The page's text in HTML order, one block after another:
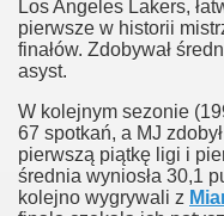
Los Angeles Lakers,
pierwsze w historii
finałów. Zdobywał
asyst.
W kolejnym sezonie
67 spotkań, a MJ
pierwszą piątkę ligi i
średnia wyniosła 30,1
kolejno wygrywali z